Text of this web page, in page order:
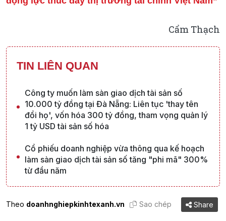
Cẩm Thạch
TIN LIÊN QUAN
Công ty muốn làm sàn giao dịch tài sản số
10.000 tỷ đồng tại Đà Nẵng: Liên tục 'thay tên
đổi họ', vốn hóa 300 tỷ đồng, tham vọng quản lý
1 tỷ USD tài sản số hóa
Cổ phiếu doanh nghiệp vừa thông qua kế hoạch
làm sàn giao dịch tài sản số tăng "phi mã" 300%
từ đầu năm
Theo doanhnghiepkinhtexanh.vn Sao chép Share